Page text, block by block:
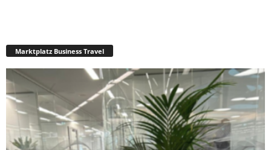
Marktplatz Business Travel